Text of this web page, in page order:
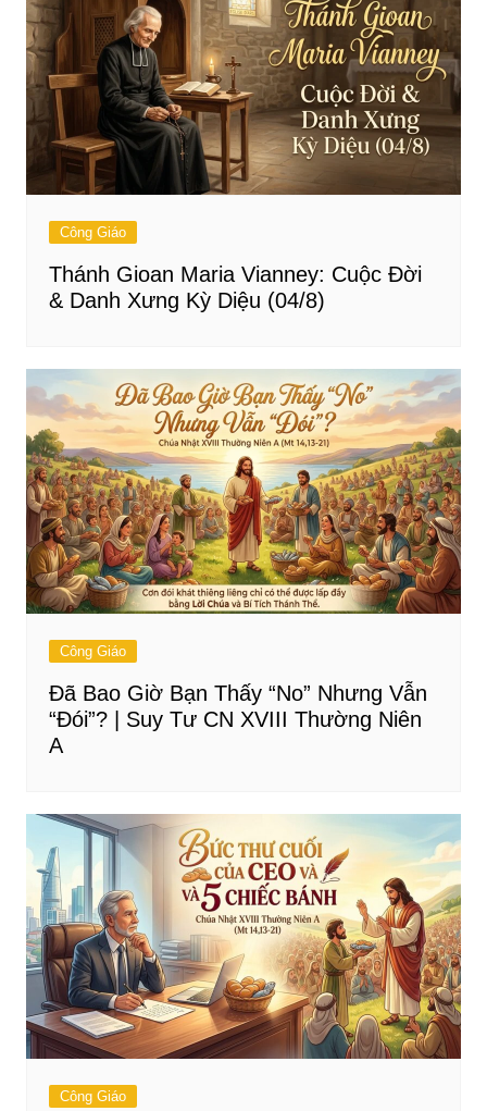
Công Giáo
Thánh Gioan Maria Vianney: Cuộc Đời
& Danh Xưng Kỳ Diệu (04/8)
Công Giáo
Đã Bao Giờ Bạn Thấy “No” Nhưng Vẫn
“Đói”? | Suy Tư CN XVIII Thường Niên
A
Công Giáo